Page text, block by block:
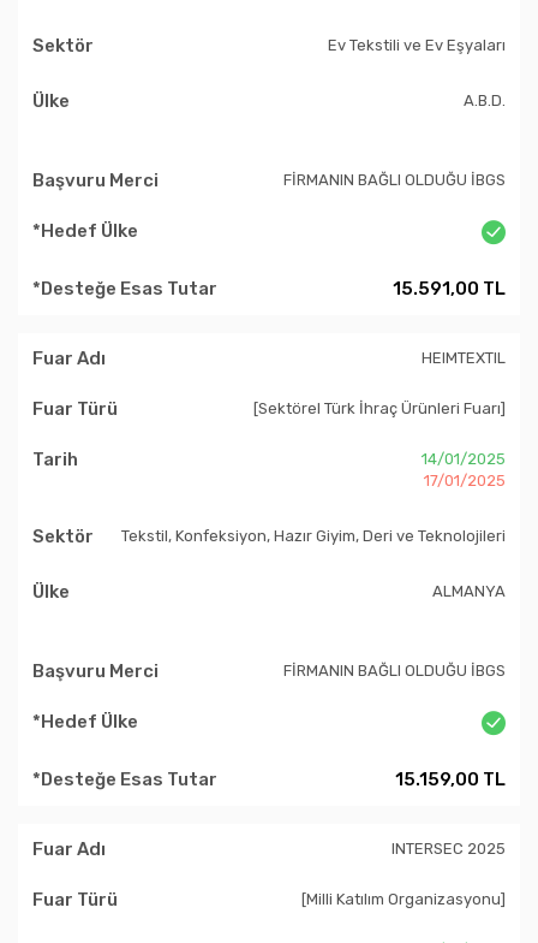
Ev Tekstili ve Ev Eşyaları
A.B.D.
FİRMANIN BAĞLI OLDUĞU İBGS
15.591,00 TL
HEIMTEXTIL
[Sektörel Türk İhraç Ürünleri Fuarı]
14/01/2025
17/01/2025
Tekstil, Konfeksiyon, Hazır Giyim, Deri ve Teknolojileri
ALMANYA
FİRMANIN BAĞLI OLDUĞU İBGS
15.159,00 TL
INTERSEC 2025
[Milli Katılım Organizasyonu]